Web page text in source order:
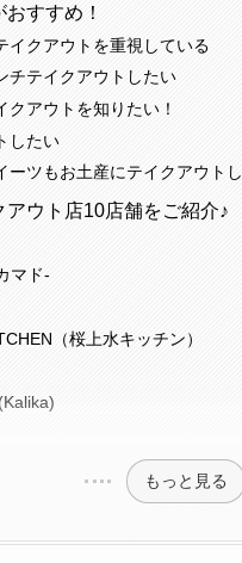
すすめ！
クアウトを重視している
チテイクアウトしたい
クアウトを知りたい！
したい
ーツもお土産にテイクアウトし
ウト店10店舗をご紹介♪
マド-
（桜上水キッチン）
もっと見る